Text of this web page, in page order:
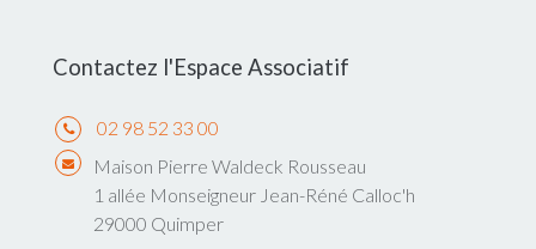
Contactez l'Espace Associatif
02 98 52 33 00
Maison Pierre Waldeck Rousseau
1 allée Monseigneur Jean-Réné Calloc'h
29000 Quimper